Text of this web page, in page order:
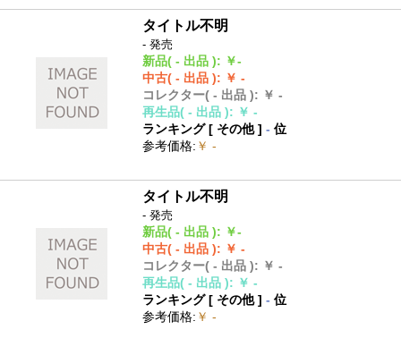
タイトル不明
- 発売
新品( - 出品 ): ￥-
中古( - 出品 ): ￥ -
コレクター( - 出品 ): ￥ -
再生品( - 出品 ): ￥ -
ランキング [ その他]- 位
参考価格: ￥ -
タイトル不明
- 発売
新品( - 出品 ): ￥-
中古( - 出品 ): ￥ -
コレクター( - 出品 ): ￥ -
再生品( - 出品 ): ￥ -
ランキング [ その他]- 位
参考価格: ￥ -